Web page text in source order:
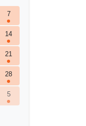
7
14
21
28
5